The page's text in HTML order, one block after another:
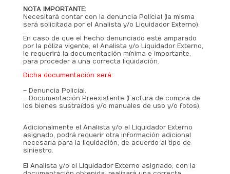
NOTA IMPORTANTE:
Necesitará contar con la denuncia Policial (la misma
será solicitada por el Analista y/o Liquidador Externo).
En caso de que el hecho denunciado esté amparado
por la póliza vigente, el Analista y/o Liquidador Externo,
le requerirá la documentación mínima e importante,
para proceder a una correcta liquidación.
Dicha documentación será:
– Denuncia Policial.
– Documentación Preexistente (Factura de compra de
los bienes sustraídos y/o manuales de uso y/o fotos).
Adicionalmente el Analista y/o el Liquidador Externo
asignado, podrá requerir otra información adicional
necesaria para la liquidación, de acuerdo al tipo de
siniestro.
El Analista y/o el Liquidador Externo asignado, con la